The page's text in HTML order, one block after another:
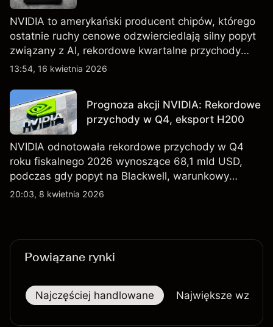
NVIDIA to amerykański producent chipów, którego
ostatnie ruchy cenowe odzwierciedlają silny popyt
związany z AI, rekordowe kwartalne przychody
oraz utrzymującą się niepewność wokół kontroli
zewnętrznych analityków.
13:54, 16 kwietnia 2026
Prognoza akcji NVIDIA: Rekordowe
przychody w Q4, eksport H200
NVIDIA odnotowała rekordowe przychody w Q4
roku fiskalnego 2026 wynoszące 68,1 mld USD,
podczas gdy popyt na Blackwell, warunkowy
eksport H200 do Chin oraz osłabienie szerszego
20:03, 8 kwietnia 2026
Powiązane rynki
Najczęściej handlowane Największe wzrosty